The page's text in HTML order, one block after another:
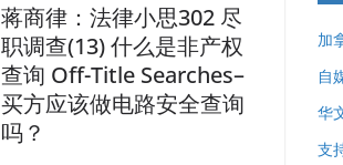
蒋商律：法律小思302 尽
职调查(13) 什么是非产权
查询 Off-Title Searches–
买方应该做电路安全查询
吗？
加
自
华
支